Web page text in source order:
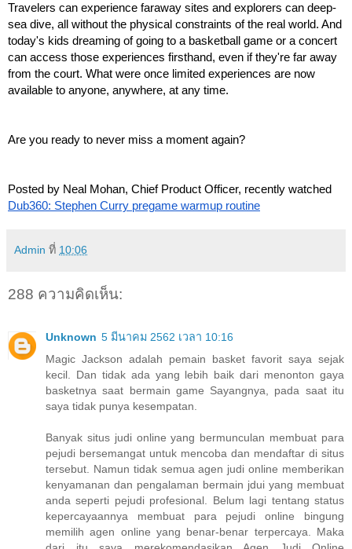
Travelers can experience faraway sites and explorers can deep-
sea dive, all without the physical constraints of the real world. And
today's kids dreaming of going to a basketball game or a concert
can access those experiences firsthand, even if they're far away
from the court. What were once limited experiences are now
available to anyone, anywhere, at any time.
Are you ready to never miss a moment again?
Dub360: Stephen Curry pregame warmup routine
Admin ที่ 10:06
288 ความคิดเห็น:
Unknown 5 มีนาคม 2562 เวลา 10:16
Magic Jackson adalah pemain basket favorit saya sejak
kecil. Dan tidak ada yang lebih baik dari menonton gaya
basketnya saat bermain game Sayangnya, pada saat itu
saya tidak punya kesempatan.
Banyak situs judi online yang bermunculan membuat para
pejudi bersemangat untuk mencoba dan mendaftar di situs
tersebut. Namun tidak semua agen judi online memberikan
kenyamanan dan pengalaman bermain jdui yang membuat
anda seperti pejudi profesional. Belum lagi tentang status
kepercayaannya membuat para pejudi online bingung
memilih agen online yang benar-benar terpercaya. Maka